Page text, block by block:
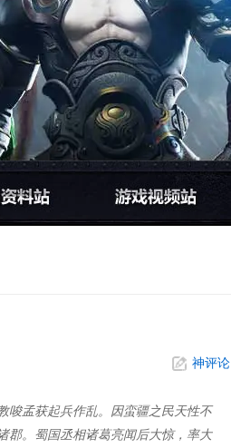
神评论
唆孟获起兵作乱。因蛮疆之民天性不
郡。蜀国丞相诸葛亮闻后大惊，率大